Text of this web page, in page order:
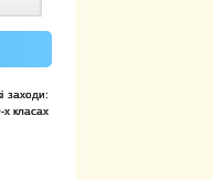
заходи:
х класах